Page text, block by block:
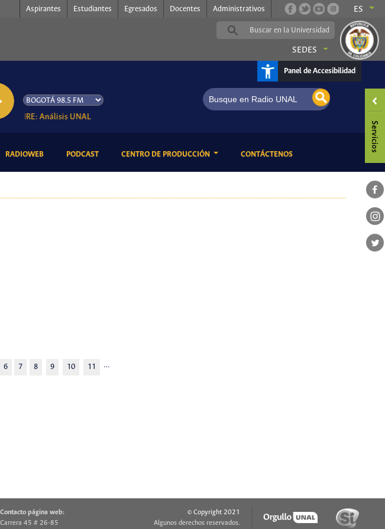
Aspirantes Estudiantes Egresados Docentes Administrativos ES
SEDES
Panel de Accesibilidad
AIRE: Análisis UNAL
RADIOWEB(CURRENT)PODCAST(CURRENT)CENTRO DE PRODUCCIÓN CONTÁCTENOS(CURRENT)
6 7 8 9 10 11 …
Contacto página web:
Carrera 45 # 26-85
© Copyright 2021
Algunos derechos reservados.